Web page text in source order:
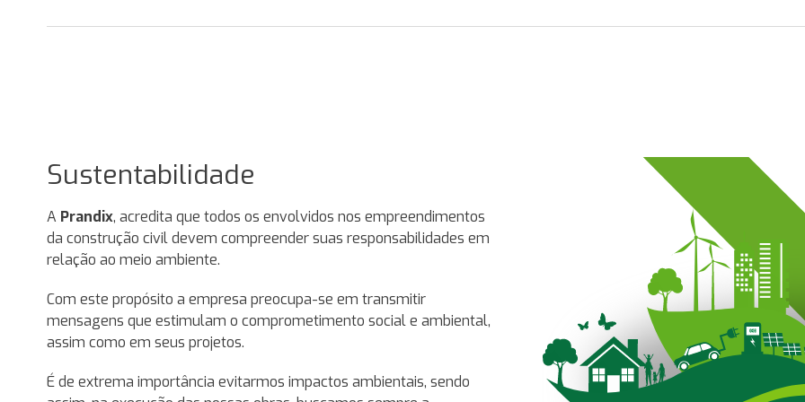
Sustentabilidade
A Prandix, acredita que todos os envolvidos nos empreendimentos
da construção civil devem compreender suas responsabilidades em
relação ao meio ambiente.
Com este propósito a empresa preocupa-se em transmitir
mensagens que estimulam o comprometimento social e ambiental,
assim como em seus projetos.
É de extrema importância evitarmos impactos ambientais, sendo
Sustentabilidade
Portanto, em nosso planejamento assumimos
conciliar as nossas atividades com a
desenvolvimento sustentável.
COMERCIAL E
absorve e aplica as principais técnicas e
ambiental, além de cumprir rigorosamente
recursos necessários para a implantação de